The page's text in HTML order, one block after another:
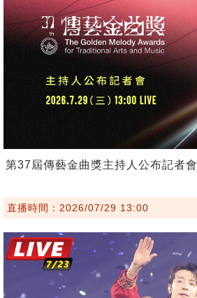
第37屆傳藝金曲獎主持人公布記者會
直播時間：2026/07/29 13:00